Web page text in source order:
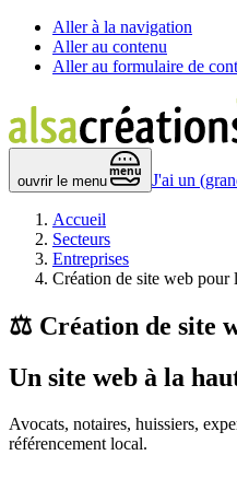
Aller à la navigation
Aller au contenu
Aller au formulaire de
ouvrir le menu
menu
J'ai un
Accueil
Secteurs
Entreprises
Création de site web pour
⚖️ Création de site
Un site web à la
Avocats, notaires, huissiers,
référencement local.